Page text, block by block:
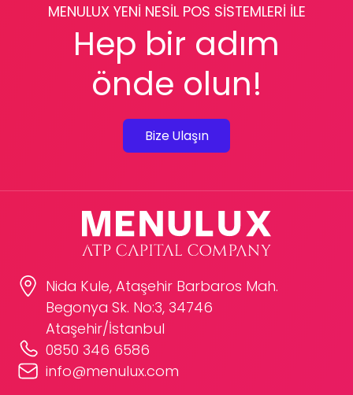
MENULUX YENİ NESİL POS SİSTEMLERİ İLE
Hep bir adım
önde olun!
Bize Ulaşın
Nida Kule, Ataşehir Barbaros Mah.
Begonya Sk. No:3, 34746
Ataşehir/İstanbul
0850 346 6586
info@menulux.com